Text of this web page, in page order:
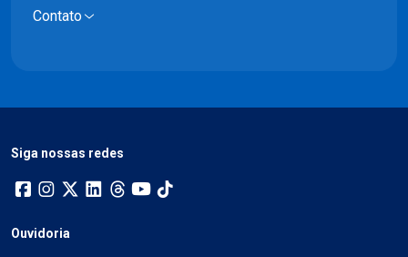
Contato
Siga nossas redes
Ouvidoria